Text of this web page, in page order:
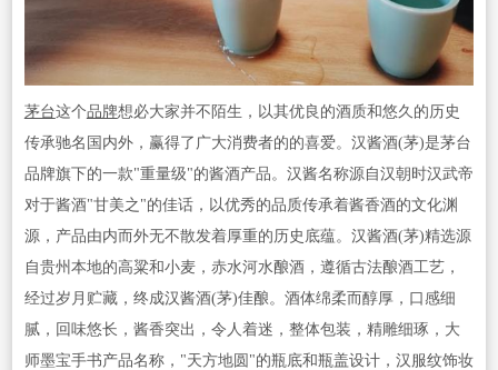
茅台这个品牌想必大家并不陌生，以其优良的酒质和悠久的历史
传承驰名国内外，赢得了广大消费者的的喜爱。汉酱酒(茅)是茅台
品牌旗下的一款"重量级"的酱酒产品。汉酱名称源自汉朝时汉武帝
对于酱酒"甘美之"的佳话，以优秀的品质传承着酱香酒的文化渊
源，产品由内而外无不散发着厚重的历史底蕴。汉酱酒(茅)精选源
自贵州本地的高粱和小麦，赤水河水酿酒，遵循古法酿酒工艺，
经过岁月贮藏，终成汉酱酒(茅)佳酿。酒体绵柔而醇厚，口感细
腻，回味悠长，酱香突出，令人着迷，整体包装，精雕细琢，大
师墨宝手书产品名称，"天方地圆"的瓶底和瓶盖设计，汉服纹饰妆